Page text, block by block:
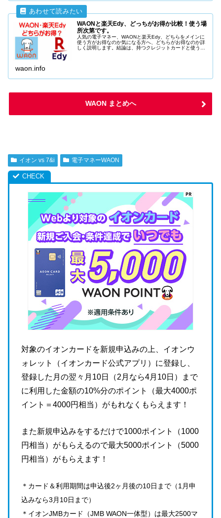
WAONと楽天Edy、どっちがお得か比較！使う場
所次第です。
人気の電子マネー、WAONと楽天Edy、どちらをメインに
使う方がお得なのか気になる方へ、どちらがお得なのか詳
しく説明します。結論は、持つクレジットカードと使う場
waon.info
WAON まとめへ
イオン vs 7&i 電子マネーWAON
対象のイオンカードを新規申込みの上、イオンウ
ォレット（イオンカード公式アプリ）に登録し、
登録した月の翌々月10日（2月なら4月10日）まで
に利用した金額の10%分のポイント（最大4000ポ
イント＝4000円相当）がもれなくもらえます！
また新規申込みをするだけで1000ポイント（1000
円相当）がもらえるので最大5000ポイント（5000
円相当）がもらえます！
＊カード＆利用期間は申込後2ヶ月後の10日まで（1月申
込みなら3月10日まで）
＊イオンJMBカード（JMB WAON一体型）は最大2500マ